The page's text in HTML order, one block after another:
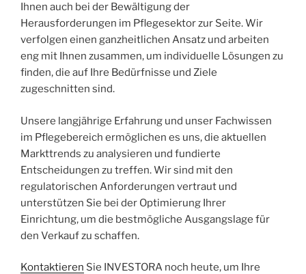
Ihnen auch bei der Bewältigung der
Herausforderungen im Pflegesektor zur Seite. Wir
verfolgen einen ganzheitlichen Ansatz und arbeiten
eng mit Ihnen zusammen, um individuelle Lösungen zu
finden, die auf Ihre Bedürfnisse und Ziele
zugeschnitten sind.
Unsere langjährige Erfahrung und unser Fachwissen
im Pflegebereich ermöglichen es uns, die aktuellen
Markttrends zu analysieren und fundierte
Entscheidungen zu treffen. Wir sind mit den
regulatorischen Anforderungen vertraut und
unterstützen Sie bei der Optimierung Ihrer
Einrichtung, um die bestmögliche Ausgangslage für
den Verkauf zu schaffen.
Kontaktieren Sie INVESTORA noch heute, um Ihre